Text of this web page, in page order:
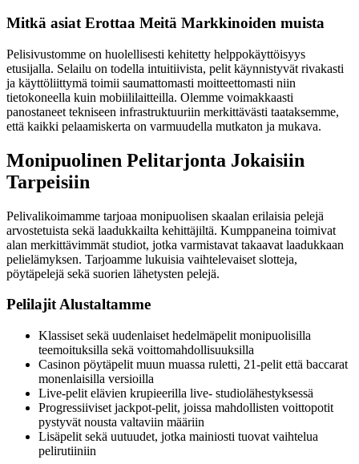
Mitkä asiat Erottaa Meitä Markkinoiden muista
Pelisivustomme on huolellisesti kehitetty helppokäyttöisyys
etusijalla. Selailu on todella intuitiivista, pelit käynnistyvät rivakasti
ja käyttöliittymä toimii saumattomasti moitteettomasti niin
tietokoneella kuin mobiililaitteilla. Olemme voimakkaasti
panostaneet tekniseen infrastruktuuriin merkittävästi taataksemme,
että kaikki pelaamiskerta on varmuudella mutkaton ja mukava.
Monipuolinen Pelitarjonta Jokaisiin
Tarpeisiin
Pelivalikoimamme tarjoaa monipuolisen skaalan erilaisia pelejä
arvostetuista sekä laadukkailta kehittäjiltä. Kumppaneina toimivat
alan merkittävimmät studiot, jotka varmistavat takaavat laadukkaan
pelielämyksen. Tarjoamme lukuisia vaihtelevaiset slotteja,
pöytäpelejä sekä suorien lähetysten pelejä.
Pelilajit Alustaltamme
Klassiset sekä uudenlaiset hedelmäpelit monipuolisilla
teemoituksilla sekä voittomahdollisuuksilla
Casinon pöytäpelit muun muassa ruletti, 21-pelit että baccarat
monenlaisilla versioilla
Live-pelit elävien krupieerilla live- studiolähestyksessä
Progressiiviset jackpot-pelit, joissa mahdollisten voittopotit
pystyvät nousta valtaviin määriin
Lisäpelit sekä uutuudet, jotka mainiosti tuovat vaihtelua
pelirutiiniin